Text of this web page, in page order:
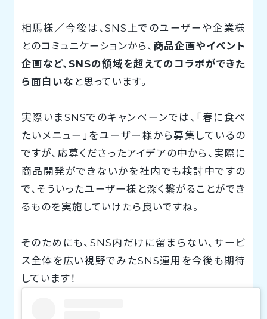
相馬様／今後は、SNS上でのユーザーや企業様
とのコミュニケーションから、 商品企画やイベント
企画など、SNSの領域を超えてのコラボができた
ら面白いな と思っています。
実際いまSNSでのキャンペーンでは、「春に食べ
たいメニュー」をユーザー様から募集しているの
ですが、応募くださったアイデアの中から、実際に
商品開発ができないかを社内でも検討中ですの
で、そういったユーザー様と深く繋がることができ
るものを実施していけたら良いですね。
そのためにも、SNS内だけに留まらない、サービ
ス全体を広い視野でみたSNS運用を今後も期待
しています！